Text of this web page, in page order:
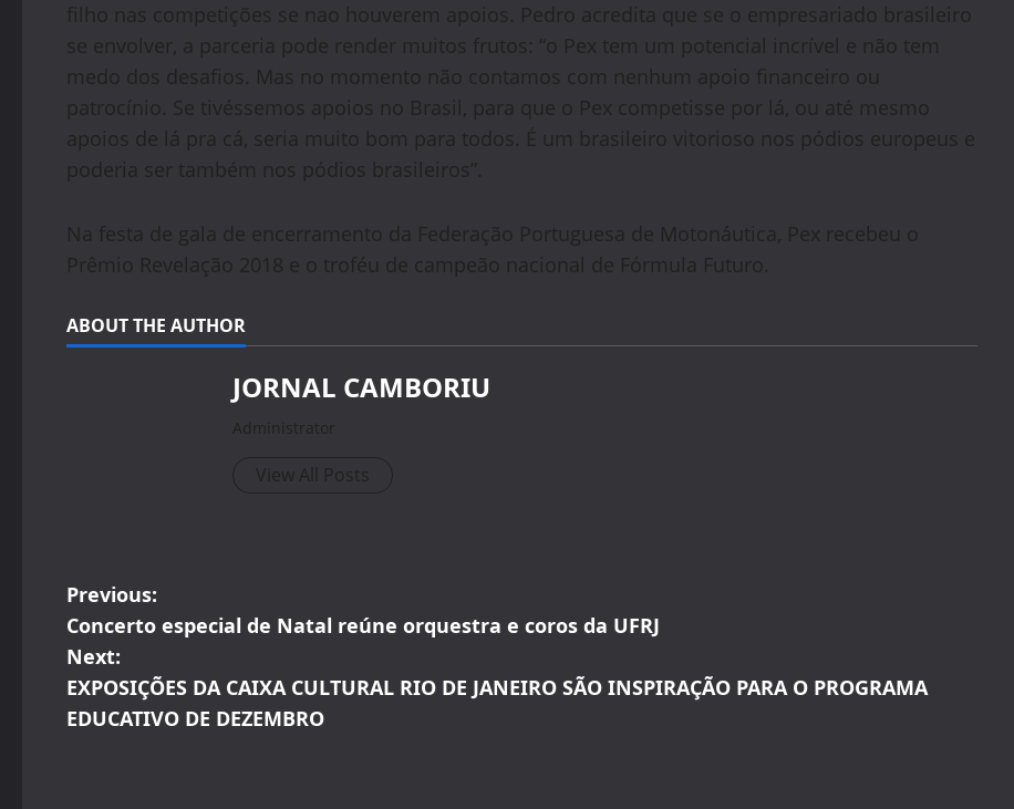
filho nas competições se nao houverem apoios. Pedro acredita que se o empresariado brasileiro
se envolver, a parceria pode render muitos frutos: “o Pex tem um potencial incrível e não tem
medo dos desafios. Mas no momento não contamos com nenhum apoio financeiro ou
patrocínio. Se tivéssemos apoios no Brasil, para que o Pex competisse por lá, ou até mesmo
apoios de lá pra cá, seria muito bom para todos. É um brasileiro vitorioso nos pódios europeus e
poderia ser também nos pódios brasileiros”.
Na festa de gala de encerramento da Federação Portuguesa de Motonáutica, Pex recebeu o
Prêmio Revelação 2018 e o troféu de campeão nacional de Fórmula Futuro.
ABOUT THE AUTHOR
JORNAL CAMBORIU
Administrator
View All Posts
P
o
s
t
Previous:
Concerto especial de Natal reúne orquestra e coros da UFRJ
Next:
EXPOSIÇÕES DA CAIXA CULTURAL RIO DE JANEIRO SÃO INSPIRAÇÃO PARA O PROGRAMA
EDUCATIVO DE DEZEMBRO